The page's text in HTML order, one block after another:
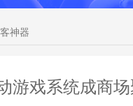
神器
游戏系统成商